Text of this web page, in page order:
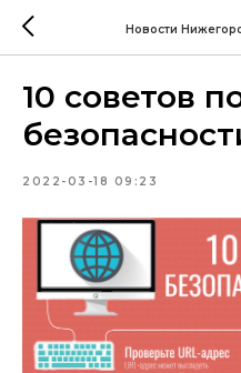
Новости
10 советов
2022-03-18 09:23